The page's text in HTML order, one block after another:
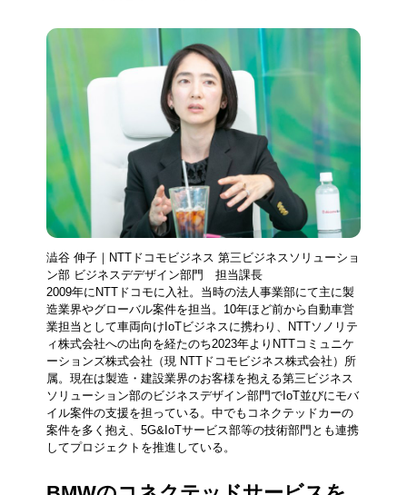
澁谷 伸子｜NTTドコモビジネス 第三ビジネスソリューショ
ン部 ビジネスデデザイン部門 担当課長
2009年にNTTドコモに入社。当時の法人事業部にて主に製
造業界やグローバル案件を担当。10年ほど前から自動車営
業担当として車両向けIoTビジネスに携わり、NTTソノリテ
ィ株式会社への出向を経たのち2023年よりNTTコミュニケ
ーションズ株式会社（現 NTTドコモビジネス株式会社）所
属。現在は製造・建設業界のお客様を抱える第三ビジネス
ソリューション部のビジネスデザイン部門でIoT並びにモバ
イル案件の支援を担っている。中でもコネクテッドカーの
案件を多く抱え、5G&IoTサービス部等の技術部門とも連携
してプロジェクトを推進している。